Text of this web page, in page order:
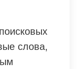
слова,